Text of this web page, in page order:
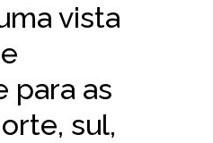
vista
para as
sul,